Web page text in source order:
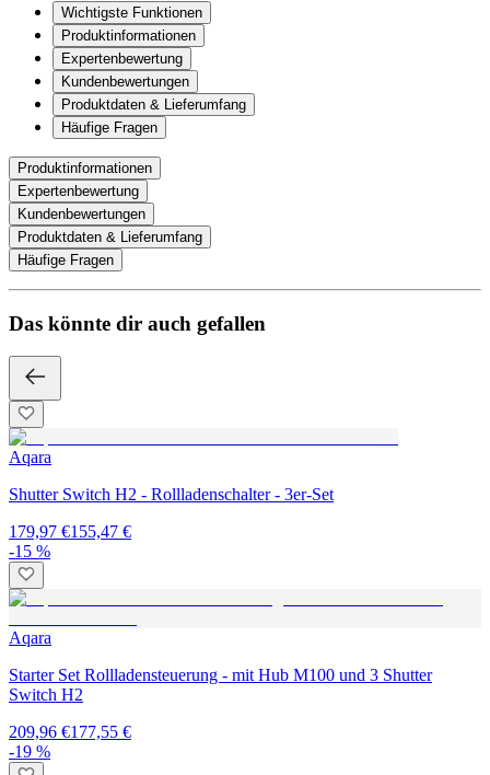
Wichtigste Funktionen
Produktinformationen
Expertenbewertung
Kundenbewertungen
Produktdaten & Lieferumfang
Häufige Fragen
Produktinformationen
Expertenbewertung
Kundenbewertungen
Produktdaten & Lieferumfang
Häufige Fragen
Das könnte dir auch gefallen
Aqara
Shutter Switch H2 - Rollladenschalter - 3er-Set
179,97 €155,47 €
-15 %
Aqara
Starter Set Rollladensteuerung - mit Hub M100 und 3 Shutter
Switch H2
209,96 €177,55 €
-19 %